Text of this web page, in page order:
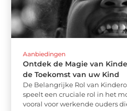
Aanbiedingen
Ontdek de Magie van
de Toekomst van uw Kind
De Belangrijke Rol van
speelt een cruciale rol in het
vooral voor werkende ouders